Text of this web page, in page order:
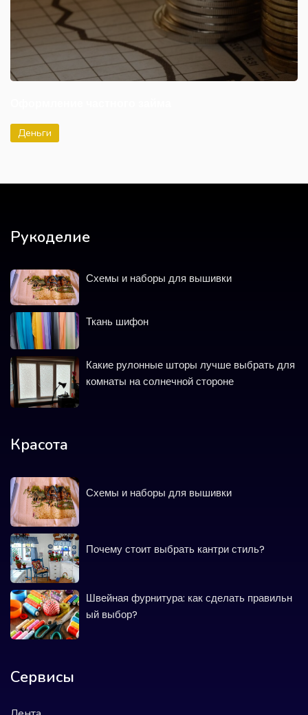
Деньги
Рукоделие
Схемы и наборы для вышивки
Ткань шифон
Какие рулонные шторы лучше выбрать для
комнаты на солнечной стороне
Красота
Схемы и наборы для вышивки
Почему стоит выбрать кантри стиль?
Швейная фурнитура: как сделать правильн
ый выбор?
Сервисы